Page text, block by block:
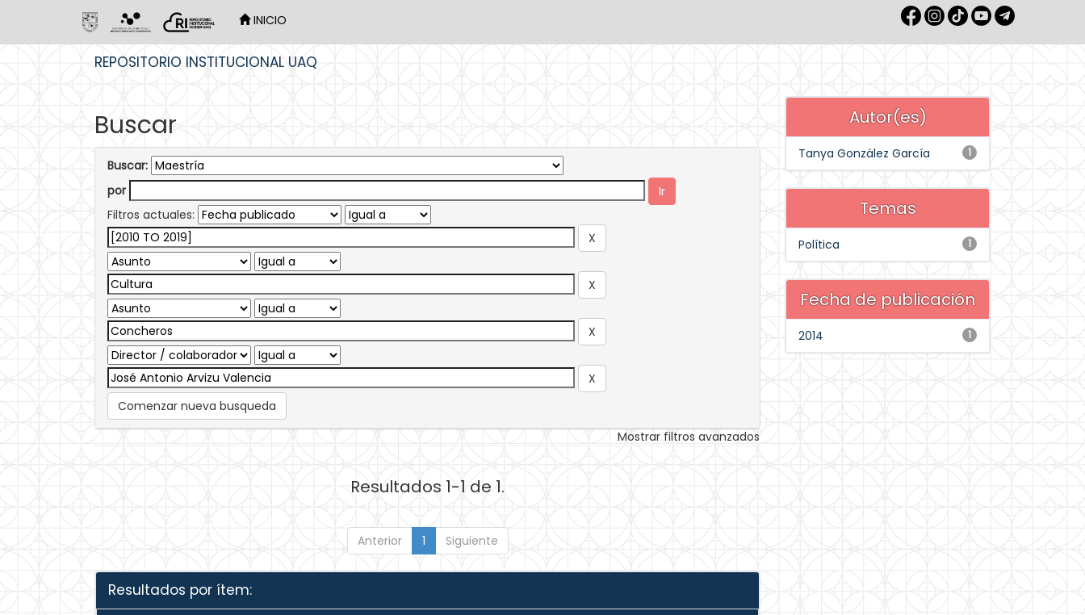
INICIO
REPOSITORIO INSTITUCIONAL UAQ
Buscar
Buscar:
por
Filtros actuales:
Comenzar nueva busqueda
Mostrar filtros avanzados
Resultados 1-1 de 1.
Anterior 1 Siguiente
Resultados por ítem:
Autor(es)
1
Tanya González García
Temas
1
Política
Fecha de publicación
1
2014